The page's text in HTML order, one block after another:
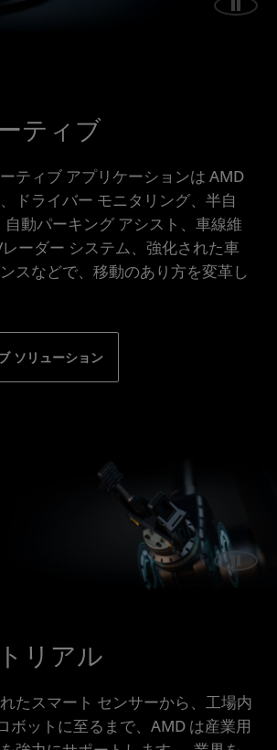
ティブ
ティブ アプリケーションは AMD
ドライバー モニタリング、半自
動パーキング アシスト、車線維
ーダー システム、強化された車
スなどで、移動のあり方を変革し
ソリューション
リアル
たスマート センサーから、工場内
ボットに至るまで、AMD は産業用